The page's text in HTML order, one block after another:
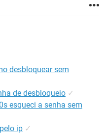
desbloquear sem
de desbloqueio ✓
esqueci a senha sem
ip ✓